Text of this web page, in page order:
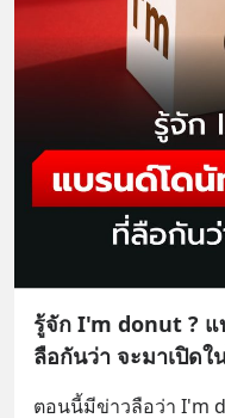
รู้จัก I'm donut ?
ลือกันว่า จะมาเปิดใ
ตอนนี้มีข่าวลือว่า I'm